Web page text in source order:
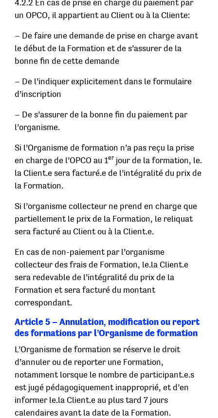
4.2.2 En cas de prise en charge du paiement par
un OPCO, il appartient au Client ou à la Cliente:
– De faire une demande de prise en charge avant
le début de la Formation et de s’assurer de la
bonne fin de cette demande
– De l’indiquer explicitement dans le formulaire
d’inscription
– De s’assurer de la bonne fin du paiement par
l’organisme.
Si l’Organisme de formation n’a pas reçu la prise
en charge de l’OPCO au 1er jour de la formation, le.
la Client.e sera facturé.e de l’intégralité du prix de
la Formation.
Si l’organisme collecteur ne prend en charge que
partiellement le prix de la Formation, le reliquat
sera facturé au Client ou à la Client.e.
En cas de non-paiement par l’organisme
collecteur des frais de Formation, le.la Client.e
sera redevable de l’intégralité du prix de la
Formation et sera facturé du montant
correspondant.
Article 5 – Annulation, modification ou report
des formations par l’Organisme de formation
L’Organisme de formation se réserve le droit
d’annuler ou de reporter une Formation,
notamment lorsque le nombre de participant.e.s
est jugé pédagogiquement inapproprié, et d’en
informer le.la Client.e au plus tard 7 jours
calendaires avant la date de la Formation.